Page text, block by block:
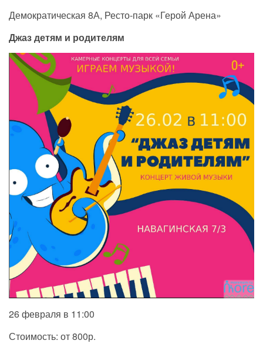
Демократическая 8А, Ресто-парк «Герой Арена»
Джаз детям и родителям
26 февраля в 11:00
Стоимость: от 800р.